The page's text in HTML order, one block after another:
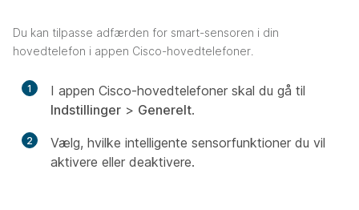
Du kan tilpasse adfærden for smart-sensoren i din
hovedtelefon i appen Cisco-hovedtelefoner.
1
I appen Cisco-hovedtelefoner skal du gå til
Indstillinger > Generelt.
2
Vælg, hvilke intelligente sensorfunktioner du vil
aktivere eller deaktivere.